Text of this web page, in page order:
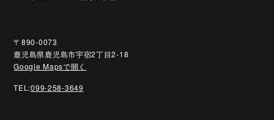
〒890-0073
鹿児島県鹿児島市宇宿2丁目2-18
Google Mapsで開く
TEL:099-258-3649